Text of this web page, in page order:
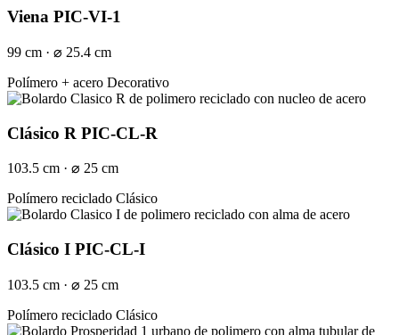
Viena PIC-VI-1
99 cm · ⌀ 25.4 cm
Polímero + acero Decorativo
Clásico R PIC-CL-R
103.5 cm · ⌀ 25 cm
Polímero reciclado Clásico
Clásico I PIC-CL-I
103.5 cm · ⌀ 25 cm
Polímero reciclado Clásico